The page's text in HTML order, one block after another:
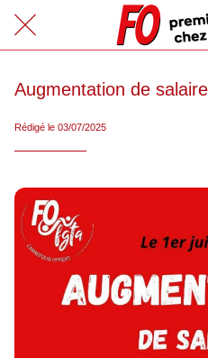
Augmentation de
Rédigé le 03/07/2025